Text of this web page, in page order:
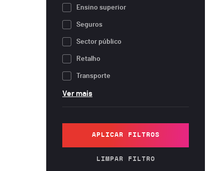
Ensino superior
Seguros
Sector público
Retalho
Transporte
Ver mais
APLICAR FILTROS